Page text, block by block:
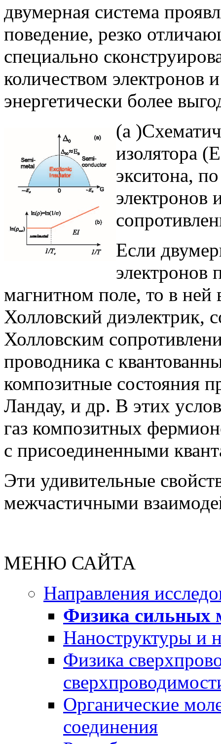
двумерная система
поведение, резко
специально
количеством электронов
энергетически более
(а
изолятора
экситона,
электронов
Если
электронов
магнитном поле, то в ней
Холловский диэлектрик,
Холловским
проводника с
композитные состояния
Ландау, и др. В этих
газ композитных
с присоединенными
Эти удивительные
межчастичными
МЕНЮ САЙТА
Направления
Физика сильных
Наноструктуры и
Физика
Органические
соединения